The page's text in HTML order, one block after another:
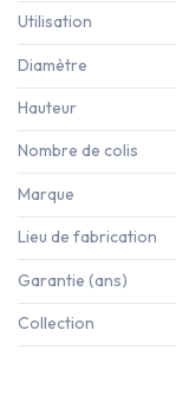
Utilisation
Diamètre
Hauteur
Nombre de colis
Marque
Lieu de fabrication
Garantie (ans)
Collection